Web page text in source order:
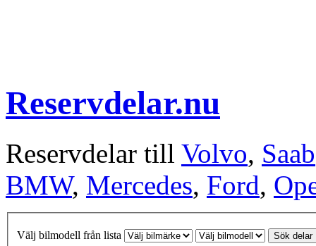
Reservdelar.nu
Reservdelar till Volvo, Saab
BMW, Mercedes, Ford,
Välj bilmodell från lista Sök delar